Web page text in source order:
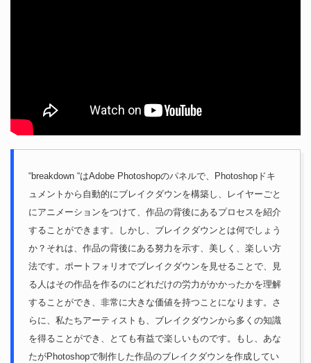
“breakdown “はAdobe Photoshopのパネルで、Photoshopドキ
ュメントから自動的にブレイクダウンを構築し、レイヤーごと
にアニメーションをつけて、作品の背後にあるプロセスを紹介
することができます。しかし、ブレイクダウンとは何でしょう
か？それは、作品の背後にある努力を示す、美しく、楽しい方
法です。ポートフォリオでブレイクダウンを見せることで、見
る人はその作品を作るのにどれだけの労力がかかったかを理解
することができ、非常に大きな価値を持つことになります。さ
らに、私たちアーティストも、ブレイクダウンから多くの知識
を得ることができ、とても有益で楽しいものです。もし、あな
たがPhotoshopで制作した作品のブレイクダウンを作成してい